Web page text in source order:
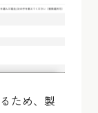
ため、製